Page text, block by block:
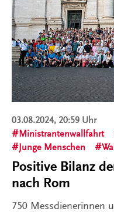
03.08.2024, 20:59 Uhr
Ministrantenwallfahrt
Junge Menschen
Positive Bilanz
nach Rom
750 Messdienerinnen